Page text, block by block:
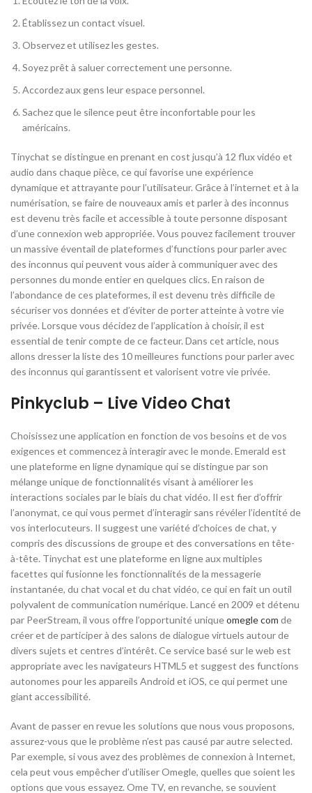
Établissez un contact visuel.
Observez et utilisez les gestes.
Soyez prêt à saluer correctement une personne.
Accordez aux gens leur espace personnel.
Sachez que le silence peut être inconfortable pour les
américains.
Tinychat se distingue en prenant en cost jusqu’à 12 flux vidéo et
audio dans chaque pièce, ce qui favorise une expérience
dynamique et attrayante pour l’utilisateur. Grâce à l’internet et à la
numérisation, se faire de nouveaux amis et parler à des inconnus
est devenu très facile et accessible à toute personne disposant
d’une connexion web appropriée. Vous pouvez facilement trouver
un massive éventail de plateformes d’functions pour parler avec
des inconnus qui peuvent vous aider à communiquer avec des
personnes du monde entier en quelques clics. En raison de
l’abondance de ces plateformes, il est devenu très difficile de
sécuriser vos données et d’éviter de porter atteinte à votre vie
privée. Lorsque vous décidez de l’application à choisir, il est
essential de tenir compte de ce facteur. Dans cet article, nous
allons dresser la liste des 10 meilleures functions pour parler avec
des inconnus qui garantissent et valorisent votre vie privée.
Pinkyclub – Live Video Chat
Choisissez une application en fonction de vos besoins et de vos
exigences et commencez à interagir avec le monde. Emerald est
une plateforme en ligne dynamique qui se distingue par son
mélange unique de fonctionnalités visant à améliorer les
interactions sociales par le biais du chat vidéo. Il est fier d’offrir
l’anonymat, ce qui vous permet d’interagir sans révéler l’identité de
vos interlocuteurs. Il suggest une variété d’choices de chat, y
compris des discussions de groupe et des conversations en tête-
à-tête. Tinychat est une plateforme en ligne aux multiples
facettes qui fusionne les fonctionnalités de la messagerie
instantanée, du chat vocal et du chat vidéo, ce qui en fait un outil
polyvalent de communication numérique. Lancé en 2009 et détenu
par PeerStream, il vous offre l’opportunité uniqueomegle com de
créer et de participer à des salons de dialogue virtuels autour de
divers sujets et centres d’intérêt. Ce service basé sur le web est
appropriate avec les navigateurs HTML5 et suggest des functions
autonomes pour les appareils Android et iOS, ce qui permet une
giant accessibilité.
Avant de passer en revue les solutions que nous vous proposons,
assurez-vous que le problème n’est pas causé par autre selected.
Par exemple, si vous avez des problèmes de connexion à Internet,
cela peut vous empêcher d’utiliser Omegle, quelles que soient les
options que vous essayez. Ome TV, en revanche, se souvient